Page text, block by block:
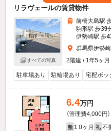
リラヴェールの賃貸物件
すべての写真
前橋大島駅
駒形駅 歩39
伊勢崎駅 歩
群馬県伊勢
2階建 / 1年5ヶ月
駐車場あり 駐輪場あり 宅配ボッ
6.4万円
（管理費4,000円）
敷 1.0ヶ月 礼 不